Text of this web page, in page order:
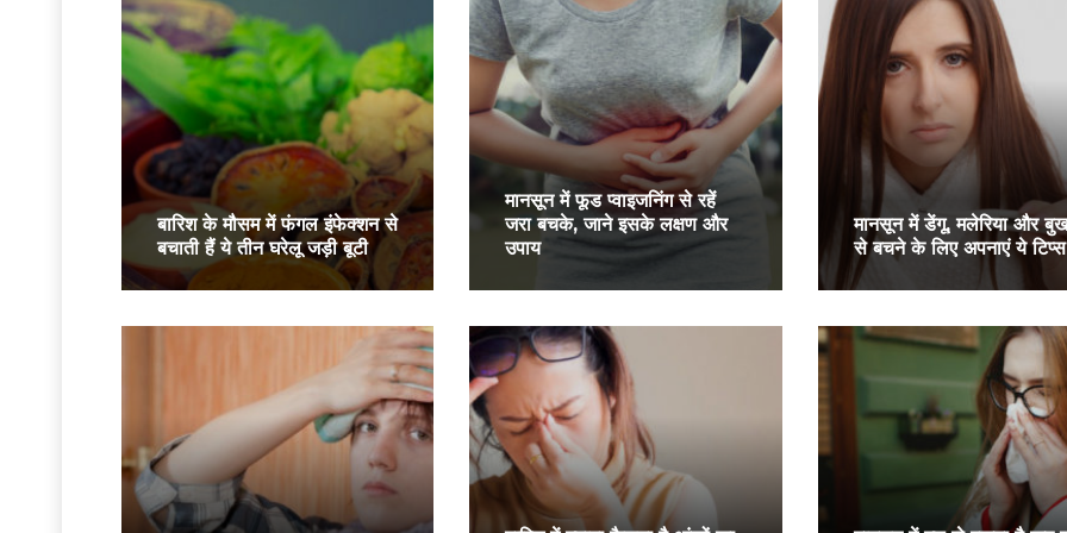
बारिश के मौसम में फंगल इंफेक्शन से
बचाती हैं ये तीन घरेलू जड़ी बूटी
मानसून में फूड प्‍वाइजनिंग से रहें
जरा बचके, जाने इसके लक्षण और
उपाय
मानसून में डेंगू, मलेरिया और
से बचने के लिए अपनाएं ये टिप्स